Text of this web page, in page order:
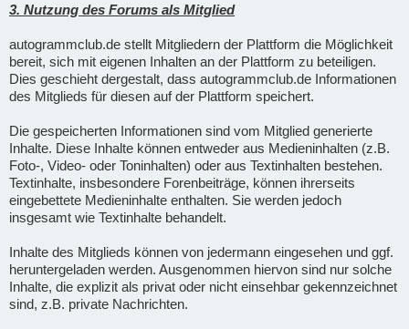
3. Nutzung des Forums als Mitglied
autogrammclub.de stellt Mitgliedern der Plattform die Möglichkeit
bereit, sich mit eigenen Inhalten an der Plattform zu beteiligen.
Dies geschieht dergestalt, dass autogrammclub.de Informationen
des Mitglieds für diesen auf der Plattform speichert.
Die gespeicherten Informationen sind vom Mitglied generierte
Inhalte. Diese Inhalte können entweder aus Medieninhalten (z.B.
Foto-, Video- oder Toninhalten) oder aus Textinhalten bestehen.
Textinhalte, insbesondere Forenbeiträge, können ihrerseits
eingebettete Medieninhalte enthalten. Sie werden jedoch
insgesamt wie Textinhalte behandelt.
Inhalte des Mitglieds können von jedermann eingesehen und ggf.
heruntergeladen werden. Ausgenommen hiervon sind nur solche
Inhalte, die explizit als privat oder nicht einsehbar gekennzeichnet
sind, z.B. private Nachrichten.